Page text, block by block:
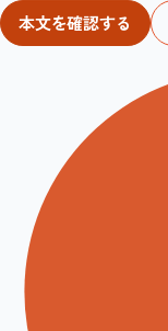
本文を確認する